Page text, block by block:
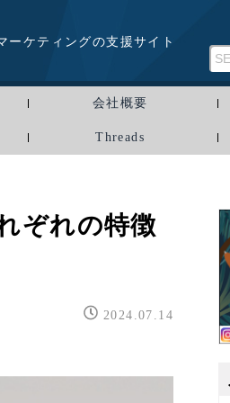
ーケティングの支援サイト
会社概要
Threads
ぞれの特徴
2024.07.14